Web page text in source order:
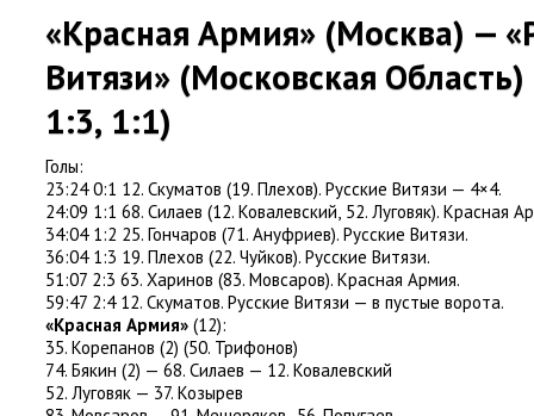
«Красная Армия» (Москва) —
Витязи» (Московская
1:3, 1:1)
Голы:
23:24 0:1 12. Скуматов (19. Плехов). Русские Витязи — 4×4.
24:09 1:1 68. Силаев (12. Ковалевский, 52. Луговяк). Красная
34:04 1:2 25. Гончаров (71. Ануфриев). Русские Витязи.
36:04 1:3 19. Плехов (22. Чуйков). Русские Витязи.
51:07 2:3 63. Харинов (83. Мовсаров). Красная Армия.
59:47 2:4 12. Скуматов. Русские Витязи — в пустые ворота.
«Красная Армия» (12):
35. Корепанов (2) (50. Трифонов)
74. Бякин (2) — 68. Силаев — 12. Ковалевский
52. Луговяк — 37. Козырев